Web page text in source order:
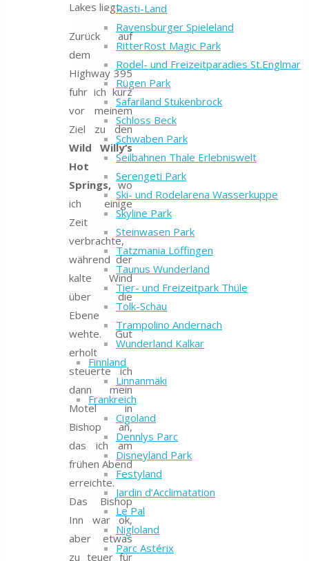
Rasti-Land
Ravensburger Spieleland
RitterRost Magic Park
Rodel- und Freizeitparadies St.Englmar
Rügen Park
Safariland Stukenbrock
Schloss Beck
Schwaben Park
Seilbahnen Thale Erlebniswelt
Serengeti Park
Ski- und Rodelarena Wasserkuppe
Skyline Park
Steinwasen Park
Tatzmania Löffingen
Taunus Wunderland
Tier- und Freizeitpark Thüle
Tolk-Schau
Trampolino Andernach
Wunderland Kalkar
Finnland
Linnanmäki
Frankreich
Cigoland
Dennlys Parc
Disneyland Park
Festyland
Jardin d’Acclimatation
Le Pal
Nigloland
Parc Astérix
Lakes liegt.
Zurück auf
dem
Highway 395
fuhr ich kurz
vor meinem
Ziel zu den
Wild Willy‘s
Hot
Springs, wo
ich einige
Zeit
verbrachte,
während der
kalte Wind
über die
Ebene
wehte. Gut
erholt
steuerte ich
dann mein
Motel in
Bishop an,
das ich am
frühen Abend
erreichte.
Das Bishop
Inn war ok,
aber etwas
zu teuer für